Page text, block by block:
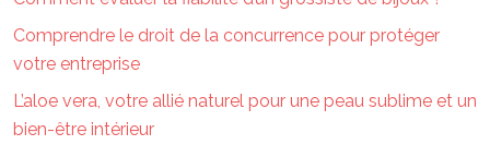
Comprendre le droit de la concurrence pour protéger
votre entreprise
L’aloe vera, votre allié naturel pour une peau sublime et un
bien-être intérieur